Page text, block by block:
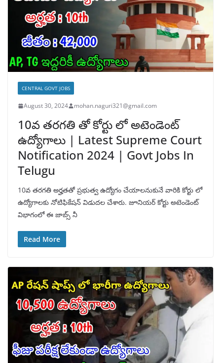
CENTRAL GOVT JOBS
August 30, 2024 mohan.naguri321@gmail.com
10వ తరగతి తో కోర్టు లో అటెండెంట్
ఉద్యోగాలు | Latest Supreme Court
Notification 2024 | Govt Jobs In
Telugu
10వ తరగతి అర్హతతో ప్రభుత్వ ఉద్యోగం చేయాలనుకునే వారికి కోర్టు లో
ఉద్యోగాలకు నోటిఫికేషన్ విడుదల చేశారు. జూనియర్ కోర్టు అటెండెంట్
విభాగంలో ఈ జాబ్స్ నీ
Read More